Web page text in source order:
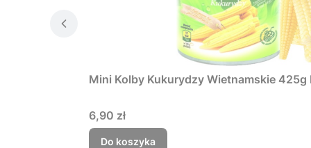
Mini Kolby Kukurydzy Wietnamskie 425g
Cena
6,90 zł
Do koszyka